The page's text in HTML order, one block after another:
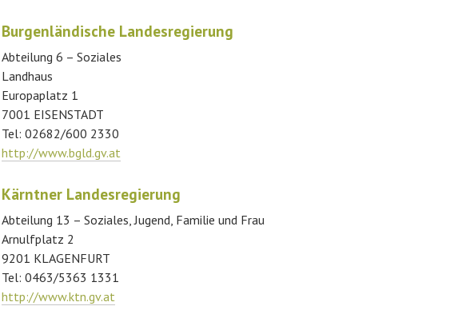
Burgenländische Landesregierung
Abteilung 6 – Soziales
Landhaus
Europaplatz 1
7001 EISENSTADT
Tel: 02682/600 2330
http://www.bgld.gv.at
Kärntner Landesregierung
Abteilung 13 – Soziales, Jugend, Familie und Frau
Arnulfplatz 2
9201 KLAGENFURT
Tel: 0463/5363 1331
http://www.ktn.gv.at